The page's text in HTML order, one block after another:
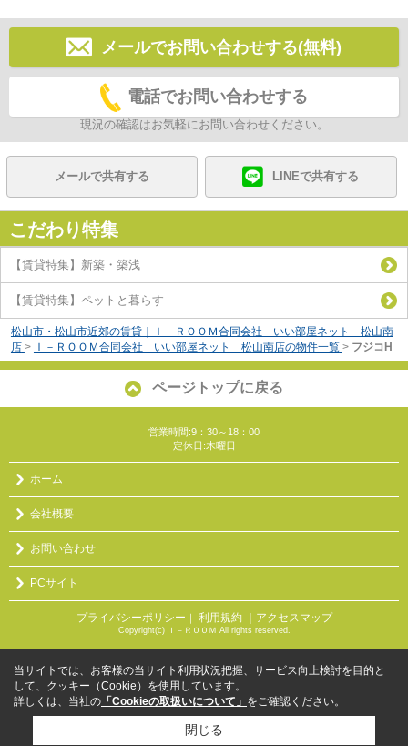
メールでお問い合わせする(無料)
電話でお問い合わせする
現況の確認はお気軽にお問い合わせください。
メールで共有する LINEで共有する
こだわり特集
【賃貸特集】新築・築浅
【賃貸特集】ペットと暮らす
松山市・松山市近郊の賃貸｜Ｉ－ＲＯＯＭ合同会社 いい部屋ネット 松山南
店 > Ｉ－ＲＯＯＭ合同会社 いい部屋ネット 松山南店の物件一覧 > フジコH
ページトップに戻る
営業時間:9：30～18：00
定休日:木曜日
ホーム
会社概要
お問い合わせ
PCサイト
プライバシーポリシー 利用規約 ｜アクセスマップ
Copyright(c) Ｉ－ＲＯＯＭ All rights reserved.
当サイトでは、お客様の当サイト利用状況把握、サービス向上検討を目的と
して、クッキー（Cookie）を使用しています。
詳しくは、当社の 「Cookieの取扱いについて」 をご確認ください。
閉じる